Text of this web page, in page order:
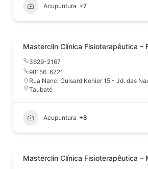
Acupuntura +7
Masterclin Clínica Fisioterapêutica –
3629-2167
98156-6721
Rua Nanci Guisard Kehier 15 - Jd. das
Taubaté
Acupuntura +8
Masterclin Clínica Fisioterapêutica –